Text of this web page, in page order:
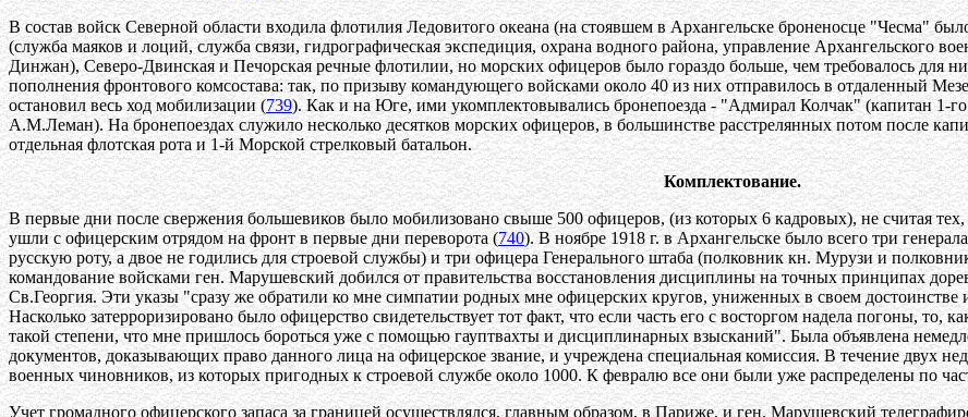
В состав войск Северной области входила флотилия Ледовитого океана (на стоявшем в Архангельске броненосце "Чесма"
(служба маяков и лоций, служба связи, гидрографическая экспедиция, охрана водного района, управление Архангельского
Динжан), Северо-Двинская и Печорская речные флотилии, но морских офицеров было гораздо больше, чем требовалось для
пополнения фронтового комсостава: так, по призыву командующего войсками около 40 из них отправилось в отдаленный
остановил весь ход мобилизации (739). Как и на Юге, ими укомплектовывались бронепоезда - "Адмирал Колчак" (капитан
А.М.Леман). На бронепоездах служило несколько десятков морских офицеров, в большинстве расстрелянных потом после
отдельная флотская рота и 1-й Морской стрелковый батальон.
Комплектование.
В первые дни после свержения большевиков было мобилизовано свыше 500 офицеров, (из которых 6 кадровых), не считая
ушли с офицерским отрядом на фронт в первые дни переворота (740). В ноябре 1918 г. в Архангельске было всего три
русскую роту, а двое не годились для строевой службы) и три офицера Генерального штаба (полковник кн. Мурузи и
командование войсками ген. Марушевский добился от правительства восстановления дисциплины на точных принципах
Св.Георгия. Эти указы "сразу же обратили ко мне симпатии родных мне офицерских кругов, униженных в своем достоинстве
Насколько затерроризировано было офицерство свидетельствует тот факт, что если часть его с восторгом надела погоны,
такой степени, что мне пришлось бороться уже с помощью гауптвахты и дисциплинарных взысканий". Была объявлена
документов, доказывающих право данного лица на офицерское звание, и учреждена специальная комиссия. В течение двух
военных чиновников, из которых пригодных к строевой службе около 1000. К февралю все они были уже распределены по
Учет громадного офицерского запаса за границей осуществлялся. главным образом, в Париже, и ген. Марушевский